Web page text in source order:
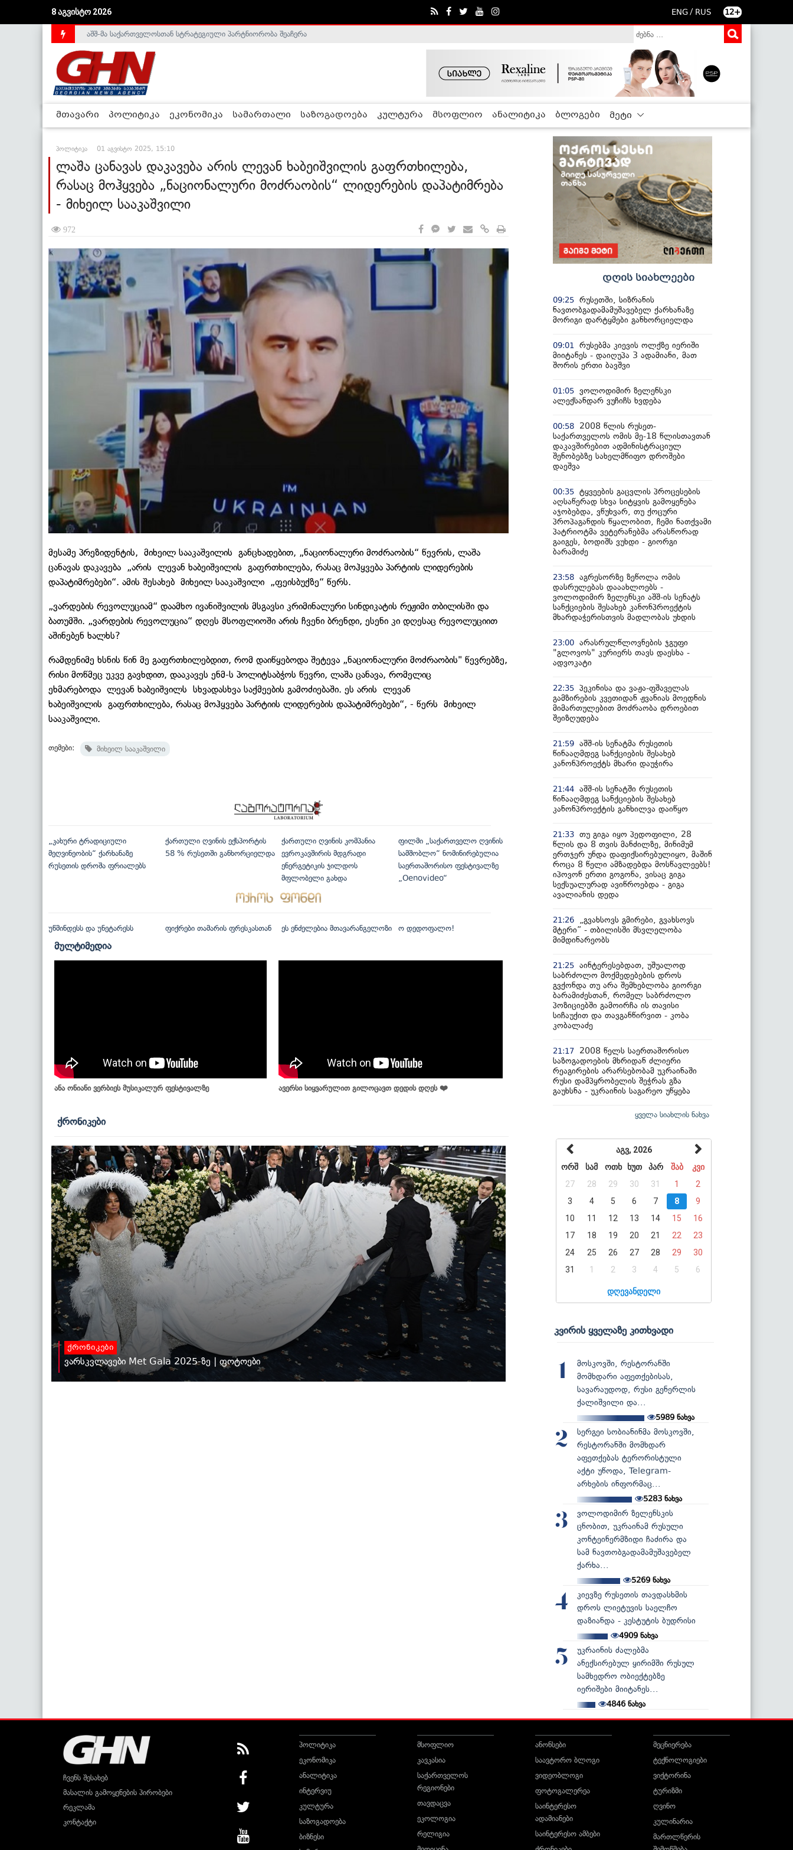
8 აგვისტო 2026 ENG / RUS 12+
საქართველოს დე-ფაქტო მთავრობა არალეგიტიმურია - ჰელსინკის კომისია
აშშ-მა საქართველოსთან სტრატეგიული პარტნიორობა შეაჩერა
მთავარი პოლიტიკა ეკონომიკა სამართალი საზოგადოება კულტურა მსოფლიო ანალიტიკა ბლოგები მეტი
პოლიტიკა 01 აგვისტო 2025, 15:10
ლაშა ცანავას დაკავება არის ლევან ხაბეიშვილის გაფრთხილება,
რასაც მოჰყვება „ნაციონალური მოძრაობის“ ლიდერების დაპატიმრება
- მიხეილ სააკაშვილი
972
მესამე პრეზიდენტის, მიხეილ სააკაშვილის განცხადებით, „ნაციონალური მოძრაობის“ წევრის, ლაშა
ცანავას დაკავება „არის ლევან ხაბეიშვილის გაფრთხილება, რასაც მოჰყვება პარტიის ლიდერების
დაპატიმრებები“. ამის შესახებ მიხეილ სააკაშვილი „ფეისბუქზე“ წერს.
„ვარდების რევოლუციამ“ დაამხო ივანიშვილის მსგავსი კრიმინალური სინდიკატის რეჟიმი თბილისში და
ბათუმში. „ვარდების რევოლუცია“ დღეს მსოფლიოში არის ჩვენი ბრენდი, ესენი კი დღესაც რევოლუციით
აშინებენ ხალხს?
რამდენიმე ხსნის წინ მე გაფრთხილებდით, რომ დაიწყებოდა შეტევა „ნაციონალური მოძრაობის" წევრებზე,
რისი მოწმეც უკვე გავხდით, დააკავეს ენმ-ს პოლიტსაბჭოს წევრი, ლაშა ცანავა, რომელიც
ეხმარებოდა ლევან ხაბეიშვილს სხვადასხვა საქმეების გამოძიებაში. ეს არის ლევან
ხაბეიშვილის გაფრთხილება, რასაც მოჰყვება პარტიის ლიდერების დაპატიმრებები“, - წერს მიხეილ
სააკაშვილი.
თემები: მიხეილ სააკაშვილი
„კახური ტრადიციული
მეღვინეობის“ ქარხანაზე
რუსეთის დროშა ფრიალებს
ქართული ღვინის ექსპორტის
58 % რუსეთში განხორციელდა
ქართული ღვინის კომპანია
ევროკავშირის მდგრადი
ენერგეტიკის ჯილდოს
მფლობელი გახდა
ფილმი „საქართველო ღვინის
სამშობლო“ ნომინირებულია
საერთაშორისო ფესტივალზე
„Oenovideo“
უწმინდესს და უნეტარესს ფიქრები თამარის ფრესკასთან ეს ენძელებია მთავარანგელოზი ო დედოფალო!
მულტიმედია
ანა ონიანი ვერბიეს მუსიკალურ ფესტივალზე ავერსი სიყვარულით გილოცავთ დედის დღეს ❤️
ქრონიკები
ქრონიკები
ვარსკვლავები Met Gala 2025-ზე | ფოტოები
დღის სიახლეები
09:25 რუსეთში, სიზრანის
ნავთობგადამამუშავებელ ქარხანაზე
მორიგი დარტყმები განხორციელდა
09:01
რუსებმა კიევის ოლქზე იერიში
მიიტანეს - დაიღუპა 3 ადამიანი, მათ
შორის ერთი ბავშვი
01:05 ვოლოდიმირ ზელენსკი
ალექსანდარ ვუჩიჩს ხვდება
00:58
2008 წლის რუსეთ-
საქართველოს ომის მე-18 წლისთავთან
დაკავშირებით ადმინისტრაციულ
შენობებზე სახელმწიფო დროშები
დაეშვა
00:35 ტყვეების გაცვლის პროცესების
აღსაწერად სხვა სიტყვის გამოყენება
აჯობებდა, ვწუხვარ, თუ ქოცური
პროპაგანდის წყალობით, ჩემი ნათქვამი
პატრიოტმა ვეტერანებმა არასწორად
გაიგეს, ბოდიშს ვუხდი - გიორგი
ბარამიძე
23:58 აგრესორზე ზეწოლა ომის
დასრულებას დააახლოებს -
ვოლოდიმირ ზელენსკი აშშ-ის სენატს
სანქციების შესახებ კანონპროექტის
მხარდაჭერისთვის მადლობას უხდის
23:00 არასრულწლოვნების ჯგუფი
"გლოვოს" კურიერს თავს დაესხა -
ადვოკატი
22:35 პეკინისა და ვაჟა-ფშაველას
გამზირების კვეთიდან ჟვანიას მოედნის
მიმართულებით მოძრაობა დროებით
შეიზღუდება
21:59 აშშ-ის სენატმა რუსეთის
წინააღმდეგ სანქციების შესახებ
კანონპროექტს მხარი დაუჭირა
21:44 აშშ-ის სენატში რუსეთის
წინააღმდეგ სანქციების შესახებ
კანონპროექტის განხილვა დაიწყო
21:33 თუ გიგა იყო პედოფილი, 28
წლის და 8 თვის მანძილზე, მინიმუმ
ერთჯერ უნდა დაფიქსირებულიყო, მაშინ
როცა 8 წელი ამზადებდა მოსწავლეებს!
იპოვონ ერთი გოგონა, ვისაც გიგა
სექსუალურად ავიწროებდა - გიგა
ავალიანის დედა
21:26
„გვახსოვს გმირები, გვახსოვს
მტერი” - თბილისში მსვლელობა
მიმდინარეობს
21:25 აინტერესებდათ, უშუალოდ
საბრძოლო მოქმედებების დროს
გვქონდა თუ არა შემხებლობა გიორგი
ბარამიძესთან, რომელ საბრძოლო
პოზიციებში გამოირჩა ის თავისი
სიჩაუქით და თავგანწირვით - კობა
კობალაძე
21:17
2008 წელს საერთაშორისო
საზოგადოების მხრიდან ძლიერი
რეაგირების არარსებობამ უკრაინაში
რუსი დამპყრობელის შეჭრას გზა
გაუხსნა - უკრაინის საგარეო უწყება
ყველა სიახლის ნახვა
აგვ, 2026
ორშ
სამ ოთხ ხუთ პარ შაბ
კვი
27
28 29 30 31 1
2
3
4 5 6 7 8
9
10
11 12 13 14 15
16
17
18 19 20 21 22
23
24
25 26 27 28 29
30
31
1 2 3 4 5 6
დღევანდელი
კვირის ყველაზე კითხვადი
1
მოსკოვში, რესტორანში
მომხდარი აფეთქებისას,
სავარაუდოდ, რუსი გენერლის
ქალიშვილი და...
5989 ნახვა
2
სერგეი სობიანინმა მოსკოვში,
რესტორანში მომხდარ
აფეთქებას ტერორისტული
აქტი უწოდა, Telegram-
არხების ინფორმაც...
5283 ნახვა
3
ვოლოდიმირ ზელენსკის
ცნობით, უკრაინამ რუსული
კონტეინერმზიდი ჩაძირა და
სამ ნავთობგადამამუშავებელ
ქარხა...
5269ნახვა
4
კიევზე რუსეთის თავდასხმის
დროს ლიეტუვის საელჩო
დაზიანდა - კესტუტის ბუდრისი
4909ნახვა
5
უკრაინის ძალებმა
ანექსირებულ ყირიმში რუსულ
სამხედრო ობიექტებზე
იერიშები მიიტანეს...
4846ნახვა
ჩვენს შესახებ
მასალის გამოყენების პირობები
რეკლამა
კონტაქტი
პოლიტიკა
ეკონომიკა
ანალიტიკა
ინტერვიუ
კულტურა
საზოგადოება
ბიზნესი
მსოფლიო
კავკასია
საქართველოს
რეგიონები
თავდაცვა
ეკოლოგია
რელიგია
ანონსები
საავტორო ბლოგი
ვიდეობლოგი
ფოტოგალერეა
საინტერესო
ადამიანები
საინტერესო ამბები
მეცნიერება
ტექნოლოგიები
ვიქტორინა
ტურიზმი
ღვინო
კულინარია
მართლწერის